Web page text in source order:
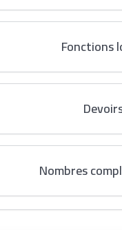
Fonctions
Nombres